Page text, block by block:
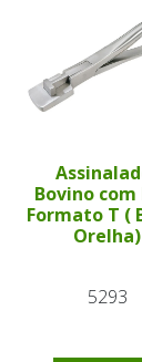
Bovino com
Formato T (
Orelha)
5293